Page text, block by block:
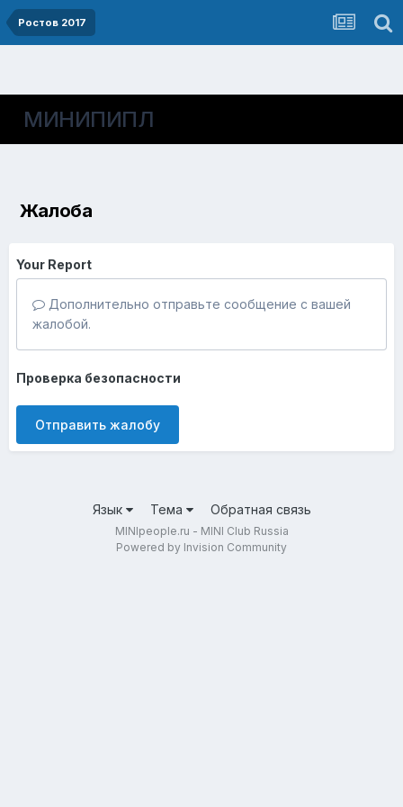
Ростов 2017
МИНИПИПЛ
Жалоба
Your Report
Дополнительно отправьте сообщение с вашей
жалобой.
Проверка безопасности
Отправить жалобу
Язык Тема Обратная связь
MINIpeople.ru - MINI Club Russia
Powered by Invision Community